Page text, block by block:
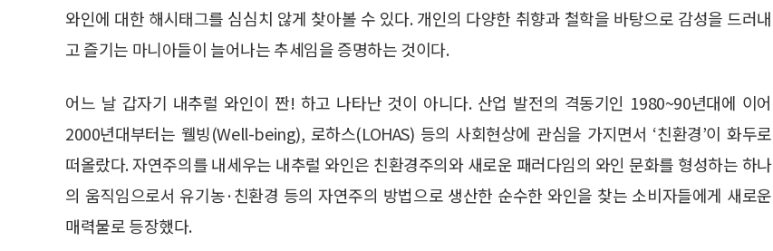
와인에 대한 해시태그를 심심치 않게 찾아볼 수 있다. 개인의 다양한 취향과 철학을 바탕으로 감성을 드러내
고 즐기는 마니아들이 늘어나는 추세임을 증명하는 것이다.
어느 날 갑자기 내추럴 와인이 짠! 하고 나타난 것이 아니다. 산업 발전의 격동기인 1980~90년대에 이어
2000년대부터는 웰빙(Well-being), 로하스(LOHAS) 등의 사회현상에 관심을 가지면서 ‘친환경’이 화두로
떠올랐다. 자연주의를 내세우는 내추럴 와인은 친환경주의와 새로운 패러다임의 와인 문화를 형성하는 하나
의 움직임으로서 유기농·친환경 등의 자연주의 방법으로 생산한 순수한 와인을 찾는 소비자들에게 새로운
매력물로 등장했다.